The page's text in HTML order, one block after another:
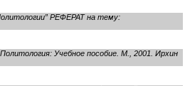
РЕФЕРАТ на тему:
Учебное пособие. М., 2001. Ирхин